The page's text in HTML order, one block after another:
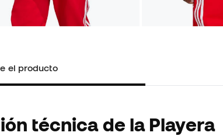
el producto
técnica de la Playera